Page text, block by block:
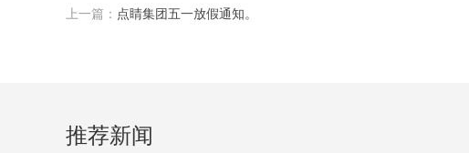
上一篇： 点睛集团五一放假通知。
推荐新闻